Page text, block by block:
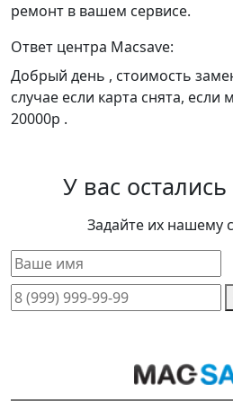
ремонт в вашем сервисе.
Ответ центра Macsave:
Добрый день , стоимость
случае если карта снята,
20000р .
У вас
Задайте их нашему